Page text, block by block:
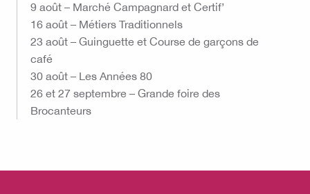
9 août – Marché Campagnard et Certif’
16 août – Métiers Traditionnels
23 août – Guinguette et Course de garçons de
café
30 août – Les Années 80
26 et 27 septembre – Grande foire des
Brocanteurs